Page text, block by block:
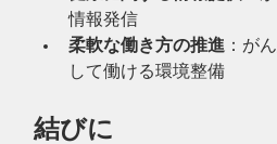
情報発信
柔軟な働き方の推進 ：が
して働ける環境整備
結びに